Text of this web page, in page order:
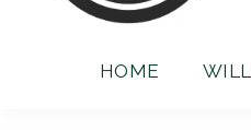
HOME